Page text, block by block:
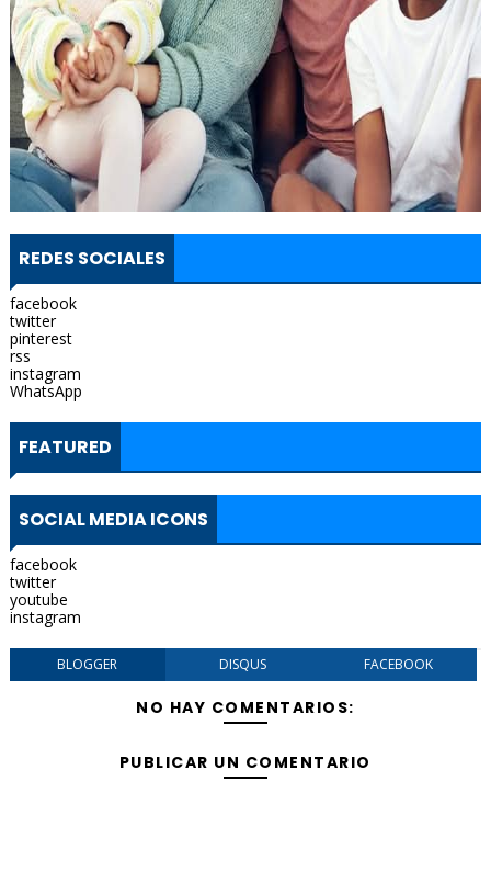
REDES SOCIALES
facebook
twitter
pinterest
rss
instagram
WhatsApp
FEATURED
SOCIAL MEDIA ICONS
facebook
twitter
youtube
instagram
BLOGGER DISQUS FACEBOOK
NO HAY COMENTARIOS:
PUBLICAR UN COMENTARIO